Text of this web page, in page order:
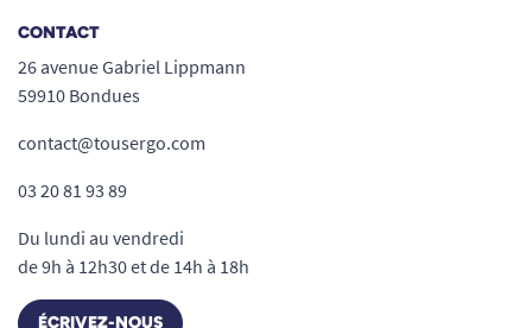
CONTACT
26 avenue Gabriel Lippmann
59910 Bondues
contact@tousergo.com
03 20 81 93 89
Du lundi au vendredi
de 9h à 12h30 et de 14h à 18h
ÉCRIVEZ-NOUS